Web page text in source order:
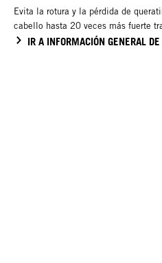
Evita la rotura y la pérdida de
cabello hasta 20 veces más fuerte
IR A INFORMACIÓN GENERAL